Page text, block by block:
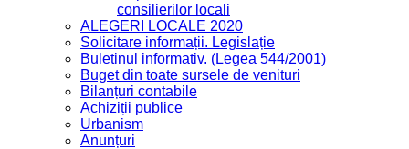
consilierilor locali
ALEGERI LOCALE 2020
Solicitare informații. Legislație
Buletinul informativ. (Legea 544/2001)
Buget din toate sursele de venituri
Bilanțuri contabile
Achiziții publice
Urbanism
Anunțuri